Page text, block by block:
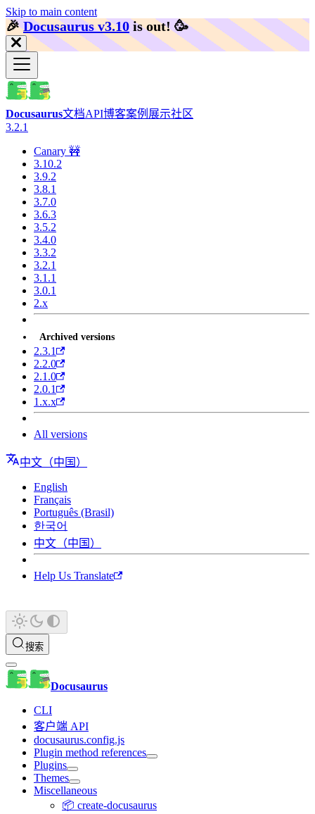
Skip to main content
🎉️Docusaurus v3.10 is out! 🥳️
Docusaurus文档API博客案例展示社区
3.2.1
Canary 🚧
3.10.2
3.9.2
3.8.1
3.7.0
3.6.3
3.5.2
3.4.0
3.3.2
3.2.1
3.1.1
3.0.1
2.x
Archived versions
2.3.1
2.2.0
2.1.0
2.0.1
1.x.x
All versions
中文（中国）
English
Français
Português (Brasil)
한국어
中文（中国）
Help Us Translate
搜索
Docusaurus
CLI
客户端 API
docusaurus.config.js
Plugin method references
Plugins
Themes
Miscellaneous
📦 create-docusaurus